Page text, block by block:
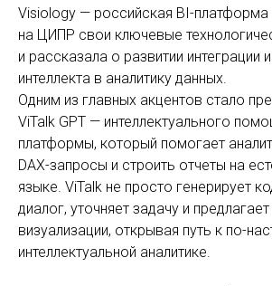
Visiology — российская BI-
на ЦИПР свои ключевые
и рассказала о развитии интеграции
интеллекта в аналитику данных.
Одним из главных акцентов стало
ViTalk GPT — интеллектуального
платформы, который помогает
DAX-запросы и строить отчеты на
языке. ViTalk не просто генерирует
диалог, уточняет задачу и
визуализации, открывая путь к по-
интеллектуальной аналитике.